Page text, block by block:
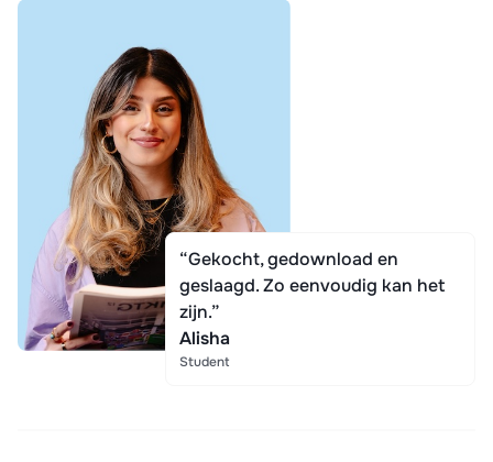
“Gekocht, gedownload en
geslaagd. Zo eenvoudig kan het
zijn.”
Alisha
Student